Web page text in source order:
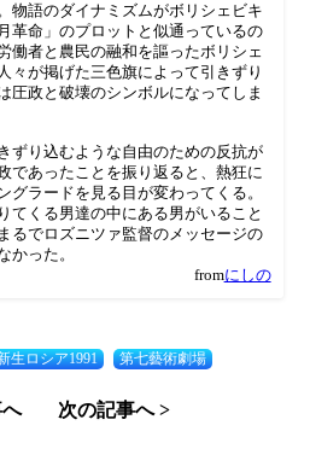
物語のダイナミズムがボリシェビキ
革命」のプロットと似通っているの
働者と農民の融和を謳ったボリシェ
々が掲げた三色旗によって引きずり
圧政と破壊のシンボルになってしま
ずり込むような自由のための反抗が
であったことを振り返ると、熱狂に
グラードを見る目が変わってくる。
てくる男達の中にある男がいること
るでロズニツァ監督のメッセージの
かった。
fromにしの
生ロシア1991 第七藝術劇場
次の記事へ >